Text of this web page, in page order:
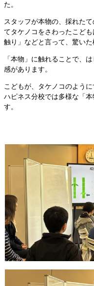
た。
スタッフが本物の、採れた
てタケノコをさわったこど
触り」などと言って、驚いた
「本物」に触れることで、
感があります。
こどもが、タケノコのよう
ハピネス分校では多様な「
す。